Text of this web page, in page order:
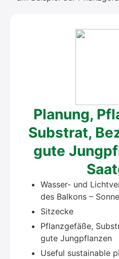
Pla­nung,
Sub­strat,
gute
Was­ser- und
des Bal­kons –
Sitz­ecke
Pflanz­ge­fä­ße,
gute Jung­pflan­zen
Useful sus­tainable